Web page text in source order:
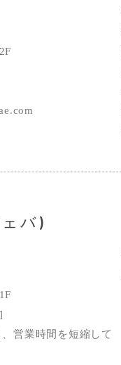
バ)
営業時間を短縮して